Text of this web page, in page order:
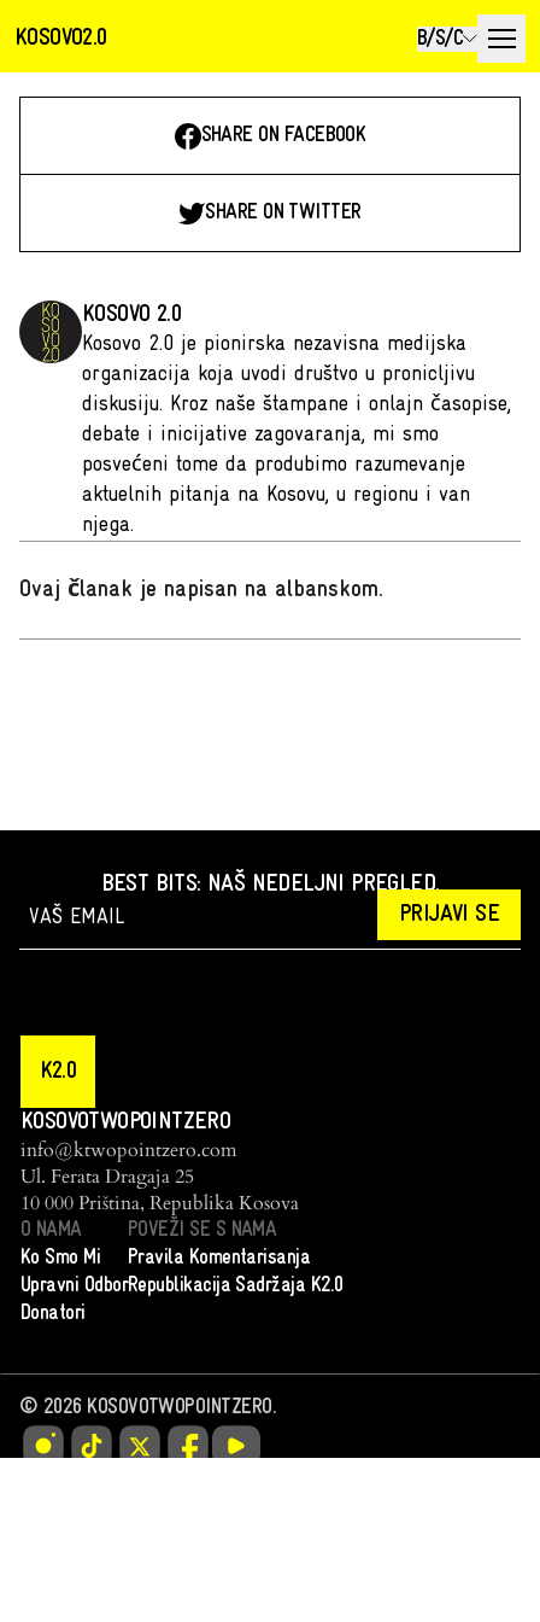
KOSOVO2.0 B/S/C
SHARE ON FACEBOOK
SHARE ON TWITTER
KOSOVO 2.0
Kosovo 2.0 je pionirska nezavisna medijska
organizacija koja uvodi društvo u pronicljivu
diskusiju. Kroz naše štampane i onlajn časopise,
debate i inicijative zagovaranja, mi smo
posvećeni tome da produbimo razumevanje
aktuelnih pitanja na Kosovu, u regionu i van
njega.
Ovaj članak je napisan na albanskom.
BEST BITS: NAŠ NEDELJNI PREGLED.
PRIJAVI SE
K2.0
KOSOVOTWOPOINTZERO
info@ktwopointzero.com
Ul. Ferata Dragaja 25
10 000 Priština, Republika Kosova
O NAMA
Ko Smo Mi
Upravni Odbor
Donatori
POVEŽI SE S NAMA
Pravila Komentarisanja
Republikacija Sadržaja K2.0
© 2026KOSOVOTWOPOINTZERO.